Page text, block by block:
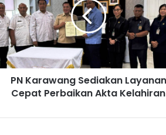
PN Karawang Sediakan Layanan
Cepat Perbaikan Akta Kelahiran